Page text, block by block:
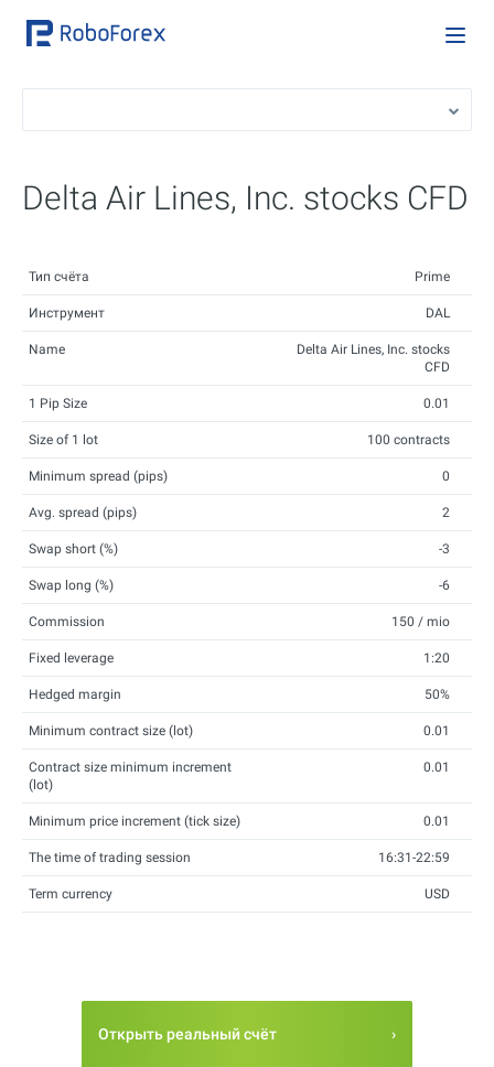
Delta Air Lines, Inc. stocks CFD
Тип счёта Prime
Инструмент DAL
Name
Delta Air Lines, Inc. stocks
CFD
1 Pip Size 0.01
Size of 1 lot 100 contracts
Minimum spread (pips) 0
Avg. spread (pips) 2
Swap short (%) -3
Swap long (%) -6
Commission 150 / mio
Fixed leverage 1:20
Hedged margin 50%
Minimum contract size (lot) 0.01
Contract size minimum increment
(lot)
0.01
Minimum price increment (tick size) 0.01
The time of trading session 16:31-22:59
Term currency USD
Открыть реальный счёт